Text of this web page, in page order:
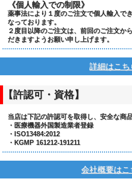
《個人輸入での制限》
薬事法により１度のご注文で個人輸入で
なっております。
２度目以降のご注文は、前回のご注文か
だきますようお願い申し上げます。
詳細はこち
【許認可・資格】
当店は下記の許認可を取得し、安全な商
・医療機器外国製造業者登録
・ISO13484:2012
・KGMP 161212-191211
会社概要はこ